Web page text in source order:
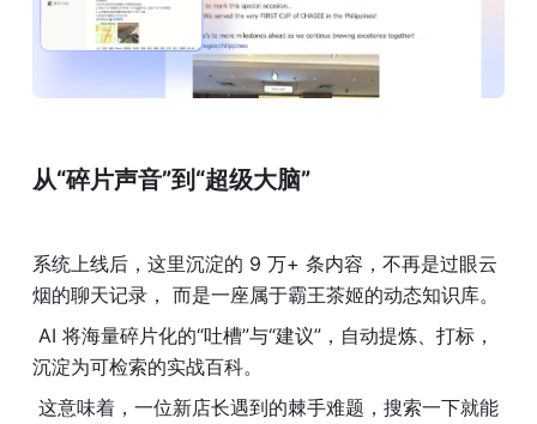
从“碎片声音”到“超级大脑”
系统上线后，这里沉淀的 9 万+ 条内容，不再是过眼云
烟的聊天记录， 而是一座属于霸王茶姬的动态知识库。
沉淀为可检索的实战百科。